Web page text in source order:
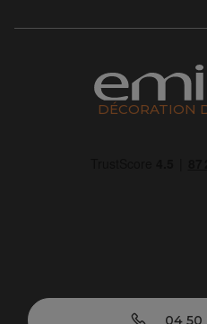
DÉCORATION
04 50